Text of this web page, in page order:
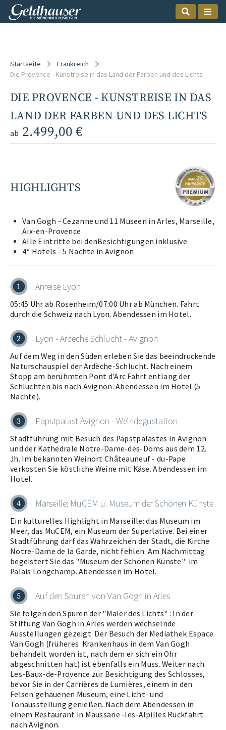
Startseite
Frankreich
Die Provence - Kunstreise in das Land der Farben und des Lichts
DIE PROVENCE - KUNSTREISE IN DAS
LAND DER FARBEN UND DES LICHTS
ab 2.499,00 €
HIGHLIGHTS
Van Gogh - Cezanne und 11 Museen in Arles, Marseille,
Aix-en-Provence
Alle Eintritte bei denBesichtigungen inklusive
4* Hotels - 5 Nächte in Avignon
1 Anreise Lyon
05:45 Uhr ab Rosenheim/07:00 Uhr ab München. Fahrt
durch die Schweiz nach Lyon. Abendessen im Hotel.
2 Lyon - Ardeche Schlucht - Avignon
Auf dem Weg in den Süden erleben Sie das beeindruckende
Naturschauspiel der Ardèche-Schlucht. Nach einem
Stopp am berühmten Pont d'Arc Fahrt entlang der
Schluchten bis nach Avignon. Abendessen im Hotel (5
Nächte).
3 Papstpalast Avignon - Weindegustation
Stadtführung mit Besuch des Papstpalastes in Avignon
und der Kathedrale Notre-Dame-des-Doms aus dem 12.
Jh. Im bekannten Weinort Châteauneuf - du-Pape
verkosten Sie köstliche Weine mit Käse. Abendessen im
Hotel.
4 Marseille: MuCEM u. Museum der Schönen Künste
Ein kulturelles Highlight in Marseille: das Museum im
Meer, das MuCEM, ein Museum der Superlative. Bei einer
Stadtführung darf das Wahrzeichen der Stadt, die Kirche
Notre-Dame de la Garde, nicht fehlen. Am Nachmittag
begeistert Sie das "Museum der Schönen Künste" im
Palais Longchamp. Abendessen im Hotel.
5 Auf den Spuren von Van Gogh in Arles
Sie folgen den Spuren der "Maler des Lichts" : In der
Stiftung Van Gogh in Arles werden wechselnde
Ausstellungen gezeigt. Der Besuch der Mediathek Espace
Van Gogh (früheres Krankenhaus in dem Van Gogh
behandelt worden ist, nach dem er sich ein Ohr
abgeschnitten hat) ist ebenfalls ein Muss. Weiter nach
Les-Baux-de-Provence zur Besichtigung des Schlosses,
bevor Sie in der Carrières de Lumières, einem in den
Felsen gehauenen Museum, eine Licht- und
Tonausstellung genießen. Nach dem Abendessen in
einem Restaurant in Maussane -les-Alpilles Rückfahrt
nach Avignon.